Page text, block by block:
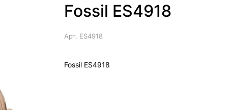
Fossil ES4918
Арт. ES4918
Fossil ES4918